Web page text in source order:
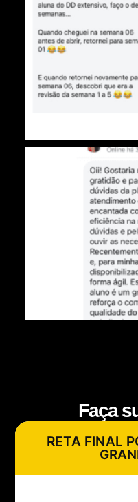
Faça
RETA FINAL